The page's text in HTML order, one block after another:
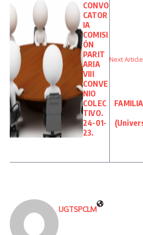
CONVO
CATOR
IA
COMISI
ÓN
PARIT
ARIA
VIII
CONVE
NIO
COLEC
TIVO.
24-01-
23.
Next Article
UGTSPCLM